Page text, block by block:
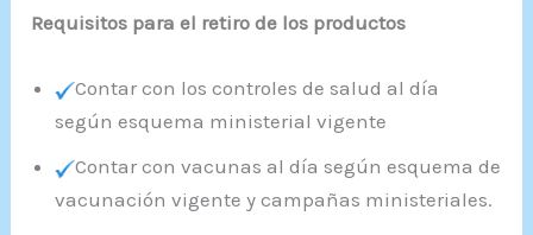
Requisitos para el retiro de los productos
Contar con los controles de salud al día
según esquema ministerial vigente
Contar con vacunas al día según esquema de
vacunación vigente y campañas ministeriales.